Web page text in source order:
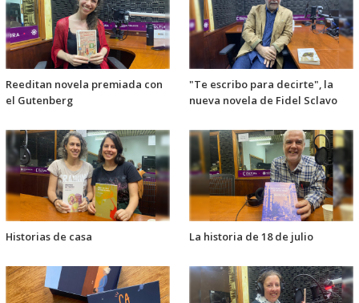
Reeditan novela premiada con
el Gutenberg
"Te escribo para decirte", la
nueva novela de Fidel Sclavo
Historias de casa La historia de 18 de julio